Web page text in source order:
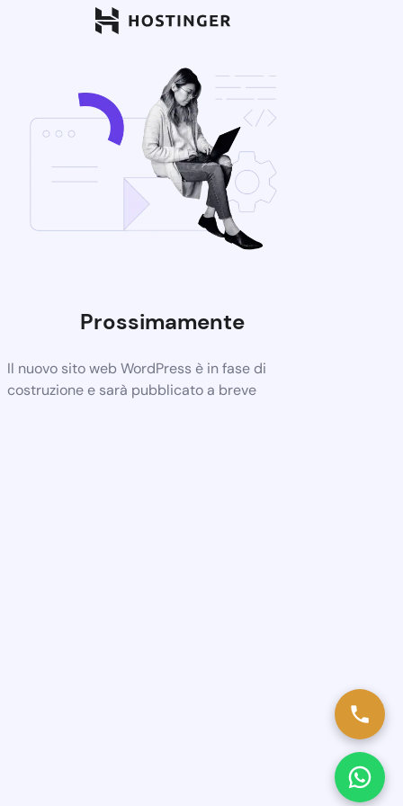
Prossimamente
Il nuovo sito web WordPress è in fase di
costruzione e sarà pubblicato a breve